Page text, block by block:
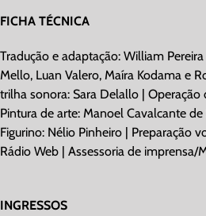
FICHA TÉCNICA
Tradução e adaptação: William
Mello, Luan Valero, Maíra Kodama e
trilha sonora: Sara Delallo | Operação
Pintura de arte: Manoel Cavalcante
Figurino: Nélio Pinheiro | Preparação
Rádio Web | Assessoria de imprensa/
INGRESSOS